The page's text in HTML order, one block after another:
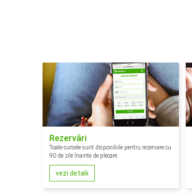
Rezervări
Toate cursele sunt disponibile pentru rezervare cu
90 de zile înainte de plecare.
vezi detalii